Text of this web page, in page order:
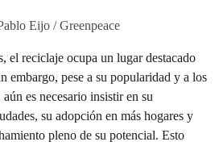
Eijo / Greenpeace
el reciclaje ocupa un lugar destacado
embargo, pese a su popularidad y a los
es necesario insistir en su
su adopción en más hogares y
pleno de su potencial. Esto